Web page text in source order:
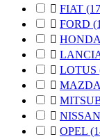
 FIAT
 FORD
 HONDA

 LOTUS
 MAZDA

 NISSAN
 OPEL